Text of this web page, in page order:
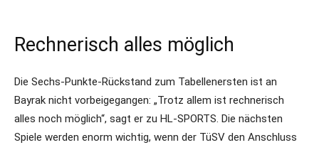
Rechnerisch alles möglich
Die Sechs-Punkte-Rückstand zum Tabellenersten ist an
Bayrak nicht vorbeigegangen: „Trotz allem ist rechnerisch
alles noch möglich“, sagt er zu HL-SPORTS. Die nächsten
Spiele werden enorm wichtig, wenn der TüSV den Anschluss